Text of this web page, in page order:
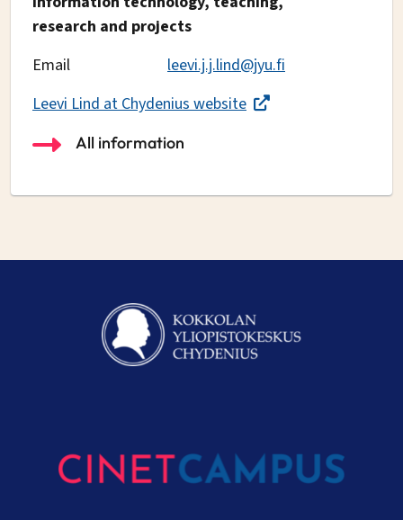
research and projects
Email
leevi.j.j.lind@jyu.fi
Leevi Lind at Chydenius website
All information